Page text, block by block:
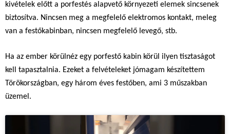
kivételek előtt a porfestés alapvető környezeti elemek sincsenek
biztosítva. Nincsen meg a megfelelő elektromos kontakt, meleg
van a festőkabinban, nincsen megfelelő levegő, stb.
Ha az ember körülnéz egy porfestő kabin körül ilyen tisztaságot
kell tapasztalnia. Ezeket a felvételeket jómagam készítettem
Törökországban, egy három éves festőben, ami 3 műszakban
üzemel.